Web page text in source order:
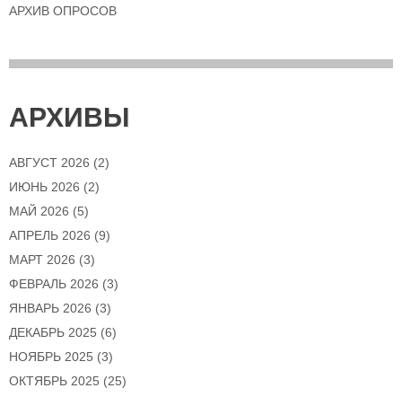
АРХИВ ОПРОСОВ
АРХИВЫ
АВГУСТ 2026 (2)
ИЮНЬ 2026 (2)
МАЙ 2026 (5)
АПРЕЛЬ 2026 (9)
МАРТ 2026 (3)
ФЕВРАЛЬ 2026 (3)
ЯНВАРЬ 2026 (3)
ДЕКАБРЬ 2025 (6)
НОЯБРЬ 2025 (3)
ОКТЯБРЬ 2025 (25)